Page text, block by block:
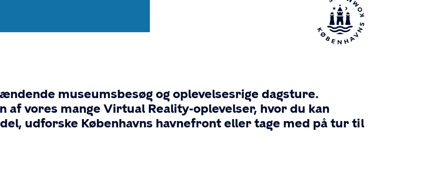
museumsbesøg og oplevelsesrige dagsture.
af vores mange Virtual Reality-oplevelser, hvor du kan
udforske Københavns havnefront eller tage med på tur til